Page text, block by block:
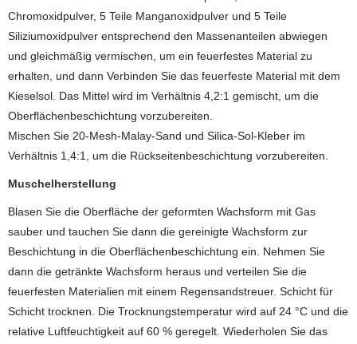
Chromoxidpulver, 5 Teile Manganoxidpulver und 5 Teile
Siliziumoxidpulver entsprechend den Massenanteilen abwiegen
und gleichmäßig vermischen, um ein feuerfestes Material zu
erhalten, und dann Verbinden Sie das feuerfeste Material mit dem
Kieselsol. Das Mittel wird im Verhältnis 4,2:1 gemischt, um die
Oberflächenbeschichtung vorzubereiten.
Mischen Sie 20-Mesh-Malay-Sand und Silica-Sol-Kleber im
Verhältnis 1,4:1, um die Rückseitenbeschichtung vorzubereiten.
Muschelherstellung
Blasen Sie die Oberfläche der geformten Wachsform mit Gas
sauber und tauchen Sie dann die gereinigte Wachsform zur
Beschichtung in die Oberflächenbeschichtung ein. Nehmen Sie
dann die getränkte Wachsform heraus und verteilen Sie die
feuerfesten Materialien mit einem Regensandstreuer. Schicht für
Schicht trocknen. Die Trocknungstemperatur wird auf 24 °C und die
relative Luftfeuchtigkeit auf 60 % geregelt. Wiederholen Sie das